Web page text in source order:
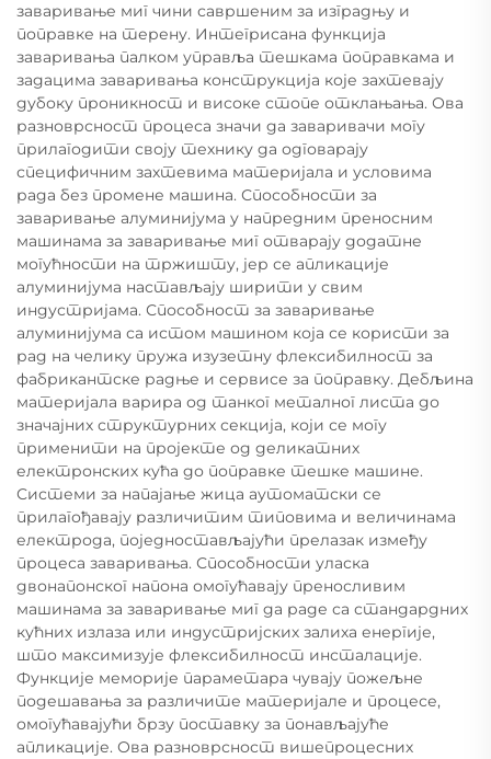
заваривање миг чини савршеним за изградњу и
поправке на терену. Интегрисана функција
заваривања палком управља тешкама поправкама и
задацима заваривања конструкција које захтевају
дубоку проникност и високе стопе отклањања. Ова
разноврсност процеса значи да заваривачи могу
прилагодити своју технику да одговарају
специфичним захтевима материјала и условима
рада без промене машина. Способности за
заваривање алуминијума у напредним преносним
машинама за заваривање миг отварају додатне
могућности на тржишту, јер се апликације
алуминијума настављају ширити у свим
индустријама. Способност за заваривање
алуминијума са истом машином која се користи за
рад на челику пружа изузетну флексибилност за
фабрикантске радње и сервисе за поправку. Дебљина
материјала варира од танког металног листа до
значајних структурних секција, који се могу
применити на пројекте од деликатних
електронских кућа до поправке тешке машине.
Системи за напајање жица аутоматски се
прилагођавају различитим типовима и величинама
електрода, поједностављајући прелазак између
процеса заваривања. Способности уласка
двонапонског напона омогућавају преносливим
машинама за заваривање миг да раде са стандардних
кућних излаза или индустријских залиха енергије,
што максимизује флексибилност инсталације.
Функције меморије параметара чувају пожељне
подешавања за различите материјале и процесе,
омогућавајући брзу поставку за понављајуће
апликације. Ова разноврсност вишепроцесних